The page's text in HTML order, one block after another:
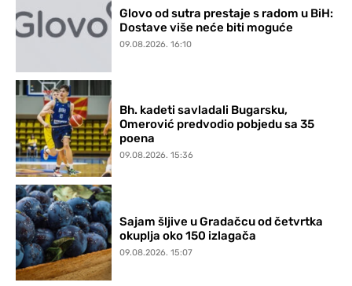
Glovo od sutra prestaje s radom u BiH:
Dostave više neće biti moguće
09.08.2026. 16:10
Bh. kadeti savladali Bugarsku,
Omerović predvodio pobjedu sa 35
poena
09.08.2026. 15:36
Sajam šljive u Gradačcu od četvrtka
okuplja oko 150 izlagača
09.08.2026. 15:07